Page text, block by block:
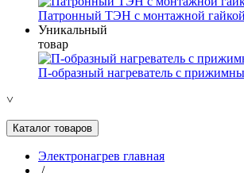
Патронный ТЭН с монтажной гайкой
Уникальный
товар
П-образный нагреватель с
˅
Каталог товаров
Электронагрев главная
/